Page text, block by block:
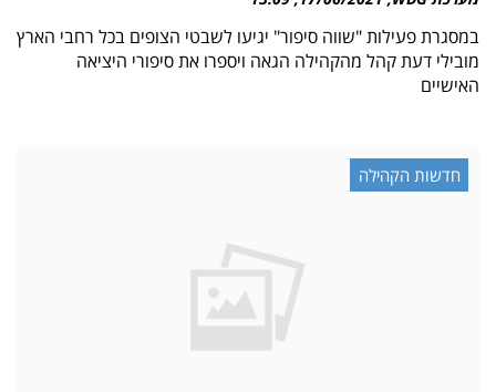
במסגרת פעילות "שווה סיפור" יגיעו לשבטי הצופים בכל רחבי הארץ
מובילי דעת קהל מהקהילה הגאה ויספרו את סיפורי היציאה
האישיים
חדשות הקהילה